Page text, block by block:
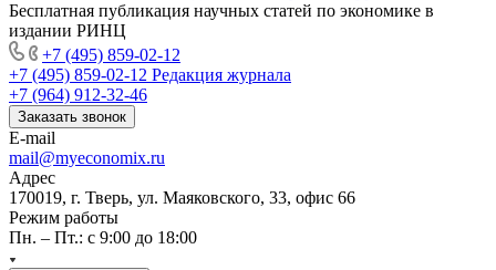
Бесплатная публикация научных статей по экономике в
издании РИНЦ
+7 (495) 859-02-12
+7 (495) 859-02-12 Редакция журнала
+7 (964) 912-32-46
Заказать звонок
E-mail
mail@myeconomix.ru
Адрес
170019, г. Тверь, ул. Маяковского, 33, офис 66
Режим работы
Пн. – Пт.: с 9:00 до 18:00